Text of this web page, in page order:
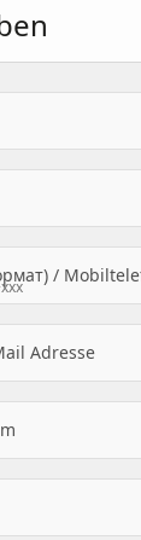
/
Adresse